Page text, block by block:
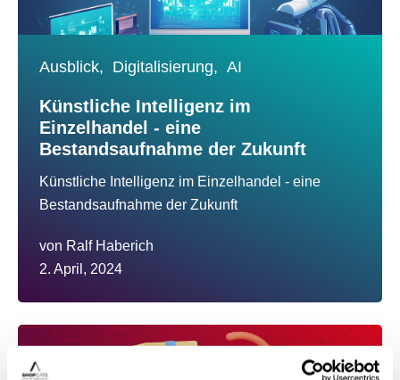
Ausblick, Digitalisierung, AI
Künstliche Intelligenz im
Einzelhandel - eine
Bestandsaufnahme der Zukunft
Künstliche Intelligenz im Einzelhandel - eine
Bestandsaufnahme der Zukunft
von Ralf Haberich
2. April, 2024